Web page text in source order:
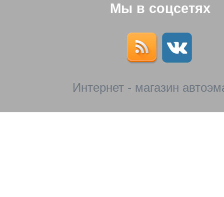
Мы в соцсетях
Интернет - магазин